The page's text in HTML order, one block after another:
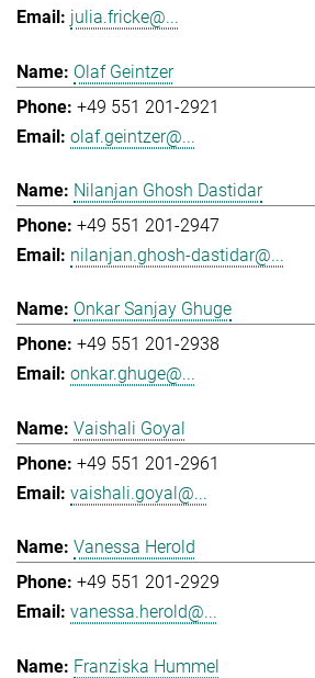
julia.fricke@...
Olaf Geintzer
+49 551 201-2921
olaf.geintzer@...
Nilanjan Ghosh Dastidar
+49 551 201-2947
nilanjan.ghosh-dastidar@...
Onkar Sanjay Ghuge
+49 551 201-2938
onkar.ghuge@...
Vaishali Goyal
+49 551 201-2961
vaishali.goyal@...
Vanessa Herold
+49 551 201-2929
vanessa.herold@...
Franziska Hummel